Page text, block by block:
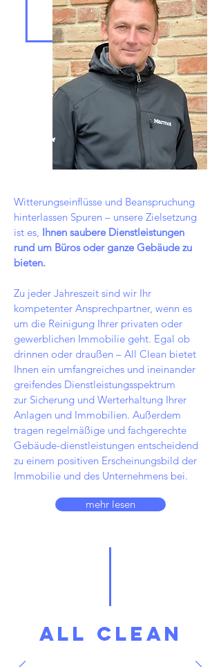
Witterungseinflüsse und Beanspruchung
hinterlassen Spuren – unsere Zielsetzung
ist es, Ihnen saubere Dienstleistungen
rund um Büros oder ganze Gebäude zu
bieten.
Zu jeder Jahreszeit sind wir Ihr
kompetenter Ansprechpartner, wenn es
um die Reinigung Ihrer privaten oder
gewerblichen Immobilie geht. Egal ob
drinnen oder draußen – All Clean bietet
Ihnen ein umfangreiches und ineinander
greifendes Dienstleistungsspektrum
zur Sicherung und Werterhaltung Ihrer
Anlagen und Immobilien. Außerdem
tragen regelmäßige und fachgerechte
Gebäude-dienstleistungen entscheidend
zu einem positiven Erscheinungsbild der
Immobilie und des Unternehmens bei.
mehr lesen
ALL CLEAN